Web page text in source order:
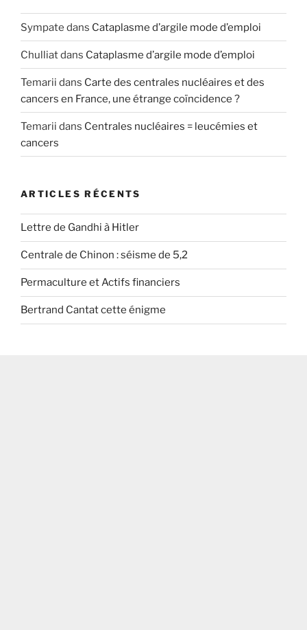
Sympate dans Cataplasme d’argile mode d’emploi
Chulliatdans Cataplasme d’argile mode d’emploi
Temarii dans Carte des centrales nucléaires et des
cancers en France, une étrange coïncidence ?
Temarii dans Centrales nucléaires = leucémies et
cancers
ARTICLES RÉCENTS
Lettre de Gandhi à Hitler
Centrale de Chinon : séisme de 5,2
Permaculture et Actifs financiers
Bertrand Cantat cette énigme